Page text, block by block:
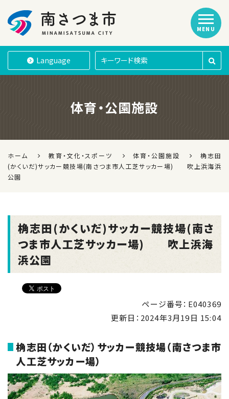
南さつま市
Language
MENU
体育・公園施設
ホーム 教育・文化・スポーツ 体育・公園施設
桷志田
(かくいだ)サッカー競技場(南さつま市人工芝サッカー場) 吹上浜海浜
公園
桷志田(かくいだ)サッカー競技場(南さ
つま市人工芝サッカー場) 吹上浜海
浜公園
ページ番号：E040369
更新日： 2024年3月19日 15:04
桷志田（かくいだ）サッカー競技場（南さつま市
人工芝サッカー場）